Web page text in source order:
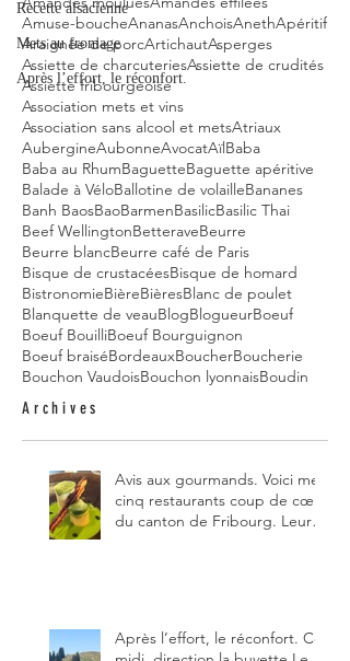
Recette alsacienne
Mets au fromage
Après l’effort, le réconfort.
Amuse-boucheAnanasAnchoisAnethApéritif
Araignée de porcArtichautAsperges
Assiette de charcuteriesAssiette de crudités
Assiette fribourgeoise
Association mets et vins
Association sans alcool et metsAtriaux
AubergineAubonneAvocatAïlBaba
Baba au RhumBaguetteBaguette apéritive
Balade à VéloBallotine de volailleBananes
Banh BaosBaoBarmenBasilicBasilic Thai
Beef WellingtonBetteraveBeurre
Beurre blancBeurre café de Paris
Bisque de crustacéesBisque de homard
BistronomieBièreBièresBlanc de poulet
Blanquette de veauBlogBlogueurBoeuf
Boeuf BouilliBoeuf Bourguignon
Boeuf braiséBordeauxBoucherBoucherie
Bouchon VaudoisBouchon lyonnaisBoudin
Archives
Avis aux gourmands. Voici mes
cinq restaurants coup de cœur
du canton de Fribourg. Leurs
Après l’effort, le réconfort. Ce